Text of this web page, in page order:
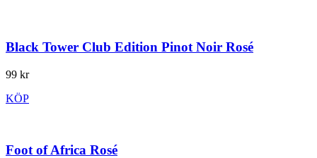
Black Tower Club Edition Pinot Noir Rosé
99 kr
KÖP
Foot of Africa Rosé